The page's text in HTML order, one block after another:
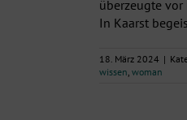
überzeugte
In Kaarst
18. März 2024 |
wissen woman